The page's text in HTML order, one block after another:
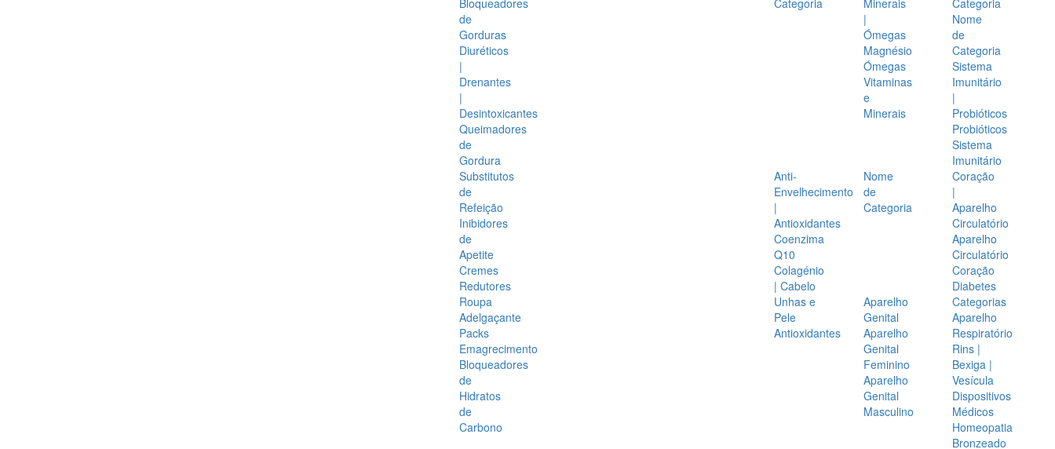
de
Gorduras
Diuréticos
|
Drenantes
|
Desintoxicantes
Queimadores
de
Gordura
Substitutos
de
Refeição
Inibidores
de
Apetite
Cremes
Redutores
Roupa
Adelgaçante
Packs
Emagrecimento
Bloqueadores
de
Hidratos
de
Carbono
|
Ómegas
Magnésio
Ómegas
Vitaminas
e
Minerais
Nome
de
Categoria
Sistema
Imunitário
|
Probióticos
Probióticos
Sistema
Imunitário
Anti-
Envelhecimento
|
Antioxidantes
Coenzima
Q10
Colagénio
| Cabelo
Unhas e
Pele
Antioxidantes
Nome
de
Categoria
Coração
|
Aparelho
Circulatório
Aparelho
Circulatório
Coração
Diabetes
Aparelho
Genital
Aparelho
Genital
Feminino
Aparelho
Genital
Masculino
Categorias
Aparelho
Respiratório
Rins |
Bexiga |
Vesícula
Dispositivos
Médicos
Homeopatia
Bronzeado